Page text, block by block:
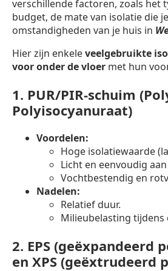
verschillende factoren, zoals het
budget, de mate van isolatie die
omstandigheden van je huis in
Hier zijn enkeleveelgebruikte
voor onder de vloer met hun
1. PUR/PIR-schuim
Polyisocyanuraat)
Voordelen:
Hoge isolatiewaarde
Licht en eenvoudig
Vochtbestendig en
Nadelen:
Relatief duur.
Milieubelasting tijdens
2. EPS (geëxpandeerd
en XPS (geëxtrudeerd